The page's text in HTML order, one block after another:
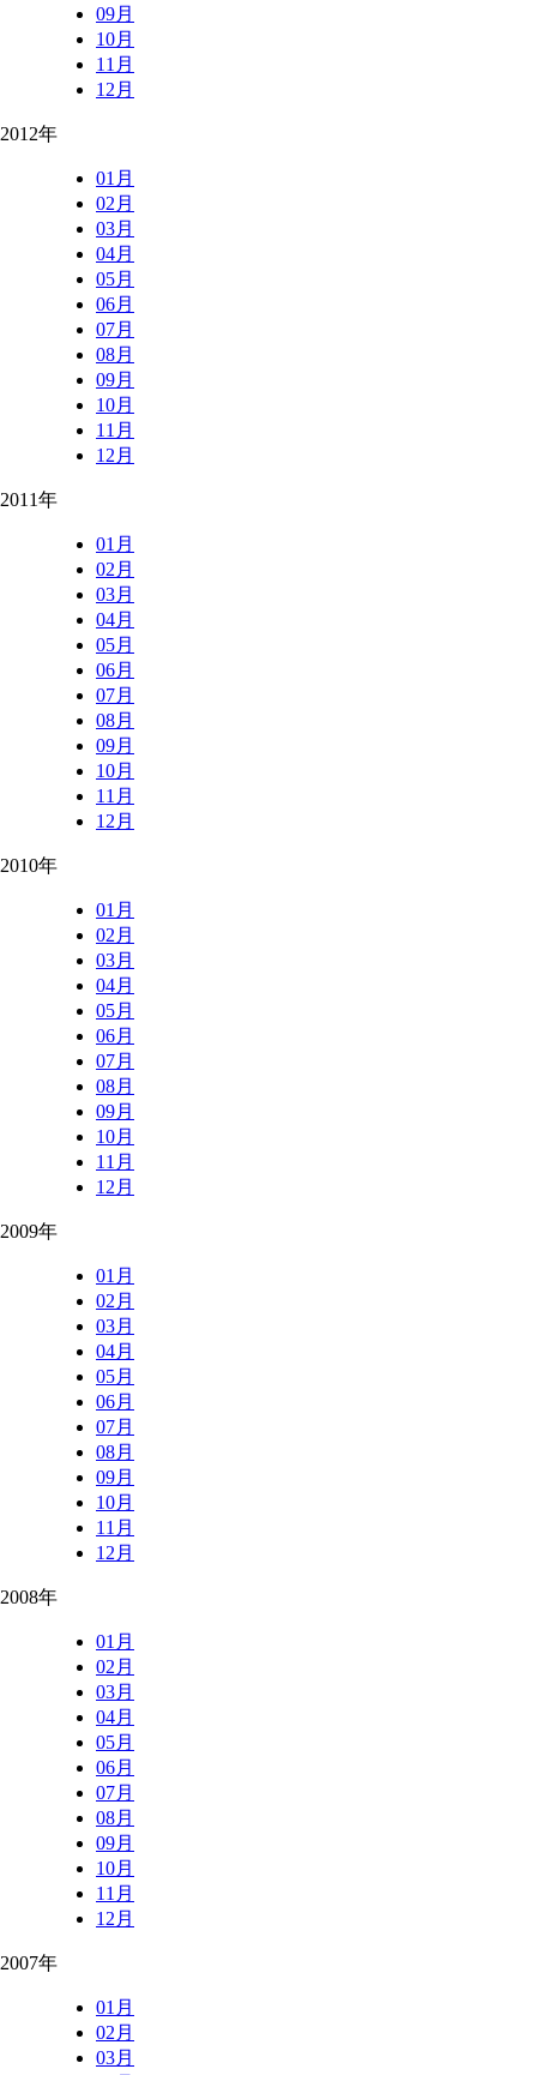
09月
10月
11月
12月
2012年
01月
02月
03月
04月
05月
06月
07月
08月
09月
10月
11月
12月
2011年
01月
02月
03月
04月
05月
06月
07月
08月
09月
10月
11月
12月
2010年
01月
02月
03月
04月
05月
06月
07月
08月
09月
10月
11月
12月
2009年
01月
02月
03月
04月
05月
06月
07月
08月
09月
10月
11月
12月
2008年
01月
02月
03月
04月
05月
06月
07月
08月
09月
10月
11月
12月
2007年
01月
02月
03月